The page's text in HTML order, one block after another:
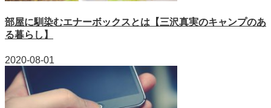
部屋に馴染むエナーボックスとは【三沢真実のキャンプのあ
る暮らし】
2020-08-01